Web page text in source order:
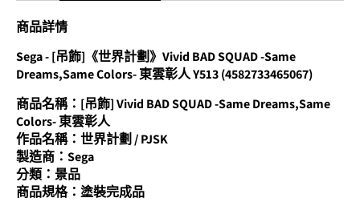
商品詳情
Sega - [吊飾]《世界計劃》Vivid BAD SQUAD -Same
Dreams,Same Colors- 東雲彰人 Y513 (4582733465067)
商品名稱：[吊飾] Vivid BAD SQUAD -Same Dreams,Same
Colors- 東雲彰人
作品名稱：世界計劃 / PJSK
製造商：Sega
分類：景品
商品規格：塗裝完成品